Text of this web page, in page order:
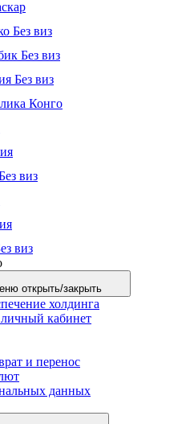
Без виз
Без виз
Без виз
Конго
виз
виз
открыть/закрыть
холдинга
кабинет
и перенос
данных